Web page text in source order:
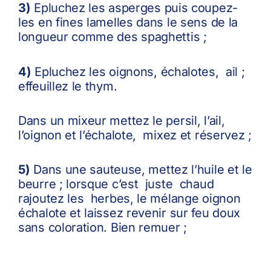
3) Epluchez les asperges puis coupez-
les en fines lamelles dans le sens de la
longueur comme des spaghettis ;
4) Epluchez les oignons, échalotes, ail ;
effeuillez le thym.
Dans un mixeur mettez le persil, l’ail,
l’oignon et l’échalote, mixez et réservez ;
5) Dans une sauteuse, mettez l’huile et le
beurre ; lorsque c’est juste chaud
rajoutez les herbes, le mélange oignon
échalote et laissez revenir sur feu doux
sans coloration. Bien remuer ;